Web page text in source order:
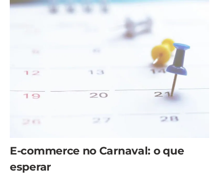
E-commerce no Carnaval: o que
esperar